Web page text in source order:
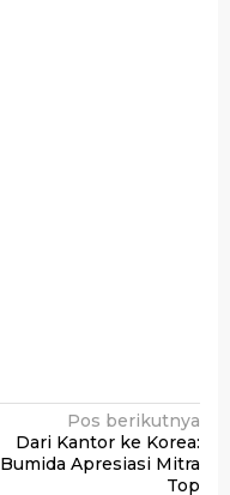
Pos berikutnya
Dari Kantor ke Korea:
Bumida Apresiasi Mitra
Top